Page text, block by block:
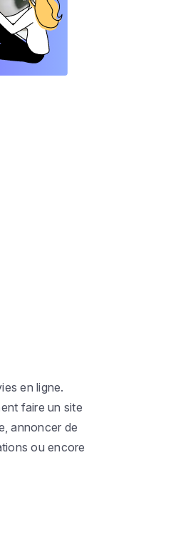
en ligne.
faire un site
annoncer de
ou encore